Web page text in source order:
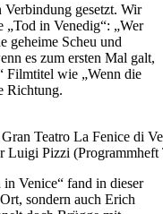
gesetzt. Wir
„Tod in Venedig“: „Wer
geheime Scheu und
es zum ersten Mal galt,
Filmtitel wie „Wenn die
Richtung.
Teatro La Fenice di
Luigi Pizzi (Programmheft
Venice“ fand in dieser
sondern auch Erich